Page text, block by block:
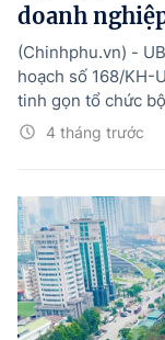
Bản quyền thuộc Báo
phủ.
Ghi rõ nguồn "Báo Điện
hoặc
từ các nguồn này.
doanh
4 tháng trước
(Chinhphu.vn) -
hoạch số 168/KH-
tinh gọn tổ chức